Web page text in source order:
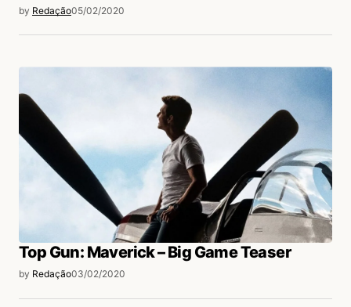
by Redação05/02/2020
Top Gun: Maverick – Big Game Teaser
by Redação03/02/2020